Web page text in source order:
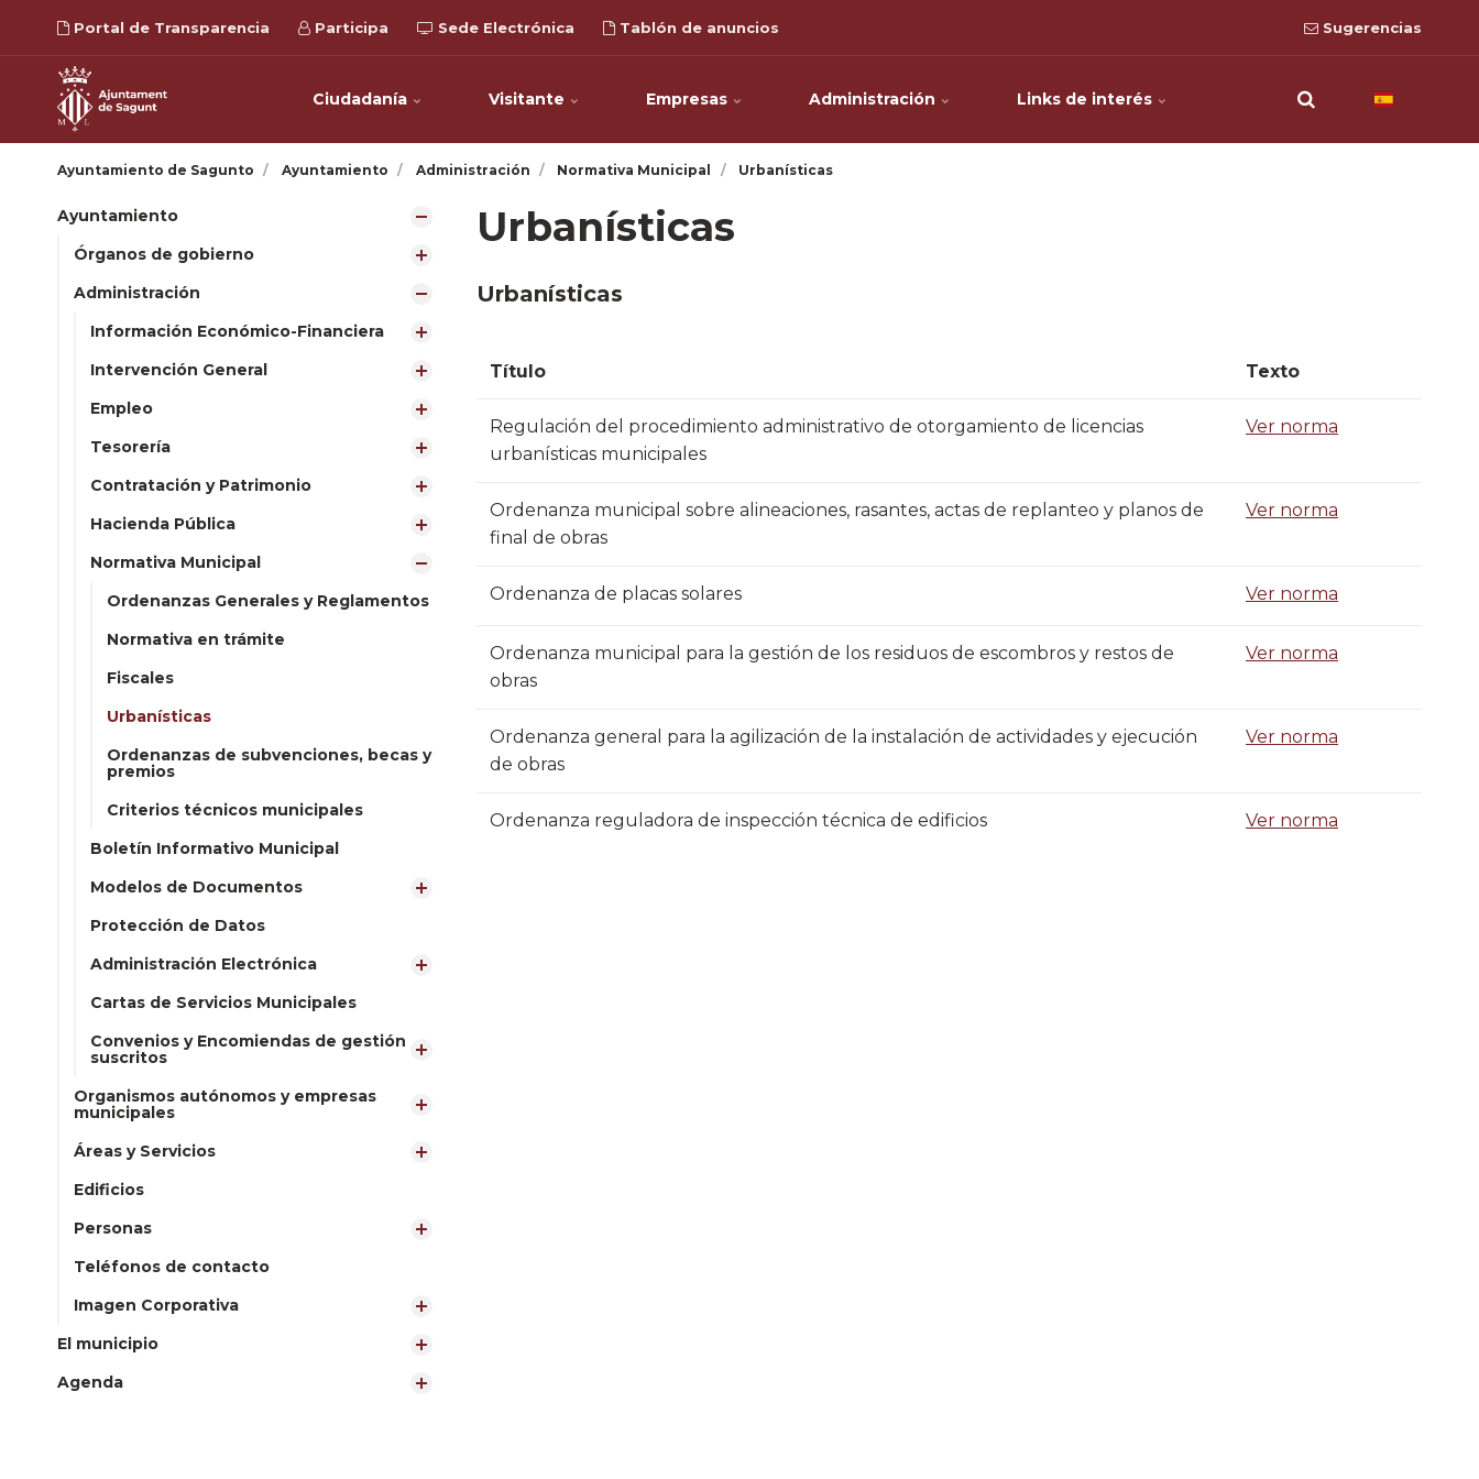
Portal de Transparencia Participa Sede Electrónica Tablón de anuncios Sugerencias
Ciudadanía Visitante Empresas Administración Links de interés
Ayuntamiento de Sagunto Ayuntamiento Administración Normativa Municipal Urbanísticas
Ayuntamiento
Órganos de gobierno
Administración
Información Económico-Financiera
Intervención General
Empleo
Tesorería
Contratación y Patrimonio
Hacienda Pública
Normativa Municipal
Ordenanzas Generales y Reglamentos
Normativa en trámite
Fiscales
Urbanísticas
Ordenanzas de subvenciones, becas y
premios
Criterios técnicos municipales
Boletín Informativo Municipal
Modelos de Documentos
Protección de Datos
Administración Electrónica
Cartas de Servicios Municipales
Convenios y Encomiendas de gestión
suscritos
Organismos autónomos y empresas
municipales
Áreas y Servicios
Edificios
Personas
Teléfonos de contacto
Imagen Corporativa
El municipio
Agenda
Urbanísticas
Urbanísticas
Título Texto​
Regulación del ​​​procedimiento administrativo de otorgamiento de licencias
urbanísticas municipales
Ver norma
Ordenanza municipal sobre alineaciones, rasantes, actas de replanteo y planos de
final de obras​
Ver norma
Ordenanza de placas solares Ver norma
Ordenanza municipal para la gestión de los residuos de escombros y restos de
obras
Ver norma
Ordenanza general para la agilización de la instalación de actividades y ejecución
de obras
Ver norma
Ordenanza reguladora de inspección técnica de edificios Ver norma